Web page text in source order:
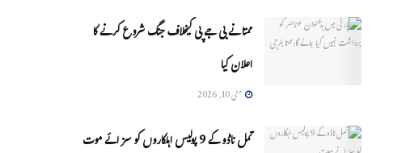
ممتا نے بی جے پی کیخلاف جنگ شروع کرنے کا
اعلان کیا
مئی 10, 2026
تمل ناڈو کے 9 پولیس اہلکاروں کو سزائے موت